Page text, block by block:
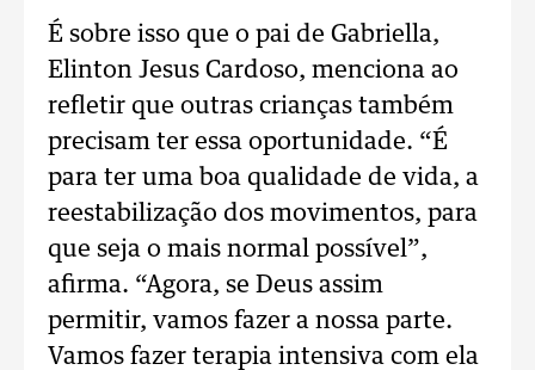
É sobre isso que o pai de Gabriella,
Elinton Jesus Cardoso, menciona ao
refletir que outras crianças também
precisam ter essa oportunidade. “É
para ter uma boa qualidade de vida, a
reestabilização dos movimentos, para
que seja o mais normal possível”,
afirma. “Agora, se Deus assim
permitir, vamos fazer a nossa parte.
Vamos fazer terapia intensiva com ela